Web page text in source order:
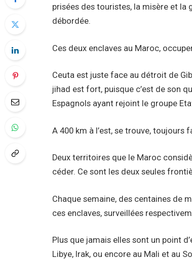
prisées des touristes, la misère et la
débordée.
Ces deux enclaves au Maroc,
Ceuta est juste face au détroit de
jihad est fort, puisque c’est de son
Espagnols ayant rejoint le groupe
A 400 km à l’est, se trouve, toujours
Deux territoires que le Maroc
céder. Ce sont les deux seules
Chaque semaine, des centaines de
ces enclaves, surveillées
Plus que jamais elles sont un point
Libye, Irak, ou encore au Mali et au